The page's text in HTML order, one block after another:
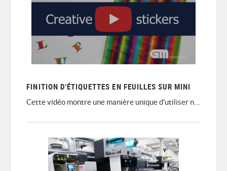
FINITION D’ÉTIQUETTES EN FEUILLES SUR MINI